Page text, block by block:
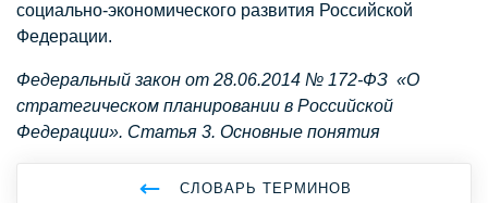
социально-экономического развития Российской
Федерации.
Федеральный закон от 28.06.2014 № 172-ФЗ «О
стратегическом планировании в Российской
Федерации». Статья 3. Основные понятия
СЛОВАРЬ ТЕРМИНОВ